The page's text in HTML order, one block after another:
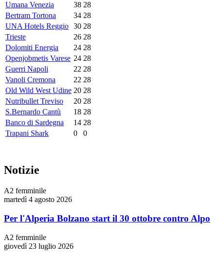
Umana Venezia
38 28
Bertram Tortona
34 28
UNA Hotels Reggio 30 28
Trieste
26 28
Dolomiti Energia
24 28
Openjobmetis Varese 24 28
Guerri Napoli
22 28
Vanoli Cremona
22 28
Old Wild West Udine 20 28
Nutribullet Treviso
20 28
S.Bernardo Cantù
18 28
Banco di Sardegna
14 28
Trapani Shark
0 0
Notizie
A2 femminile
martedì 4 agosto 2026
Per l'Alperia Bolzano start il 30 ottobre contro Alpo
A2 femminile
giovedì 23 luglio 2026